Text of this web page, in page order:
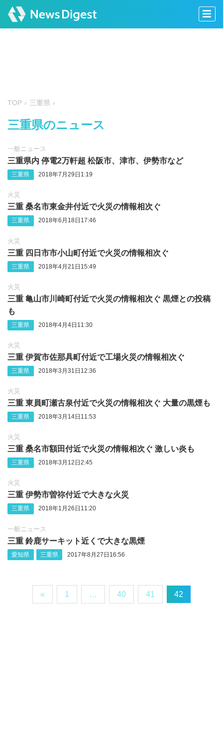
TOP 三重県
三重県のニュース
一般ニュース
三重県内 停電2万軒超 松阪市、津市、伊勢市など
三重県 2018年7月29日1:19
火災
三重 桑名市東金井付近で火災の情報相次ぐ
三重県 2018年6月18日17:46
火災
三重 四日市市小山町付近で火災の情報相次ぐ
三重県 2018年4月21日15:49
火災
三重 亀山市川崎町付近で火災の情報相次ぐ 黒煙との投稿
も
三重県 2018年4月4日11:30
火災
三重 伊賀市佐那具町付近で工場火災の情報相次ぐ
三重県 2018年3月31日12:36
火災
三重 東員町瀬古泉付近で火災の情報相次ぐ 大量の黒煙も
三重県 2018年3月14日11:53
火災
三重 桑名市額田付近で火災の情報相次ぐ 激しい炎も
三重県 2018年3月12日2:45
火災
三重 伊勢市曽祢付近で大きな火災
三重県 2018年1月26日11:20
一般ニュース
三重 鈴鹿サーキット近くで大きな黒煙
愛知県 三重県 2017年8月27日16:56
« 1 … 40 41 42